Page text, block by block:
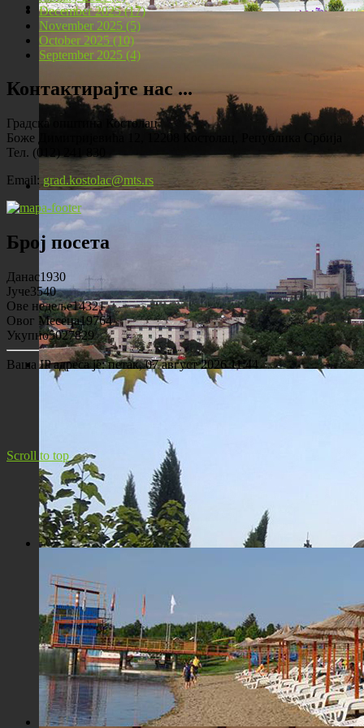
Локомотива у центру Костолца
Костолац на Дунаву
Панорама Костолца
December 2025 (17)
November 2025 (5)
October 2025 (10)
September 2025 (4)
Контактирајте нас ...
Градска општина Костолац
Боже Димитријевића 12, 12208 Костолац, Република Србија
Тел. (012) 241 830
Email: grad.kostolac@mts.rs
Број посета
Данас1930
Јуче3540
Ове недеље14321
Овог Месеца19764
Укупно5027829
Ваша IP адреса је:петак, 07 август 2026 11:44
Scroll to top